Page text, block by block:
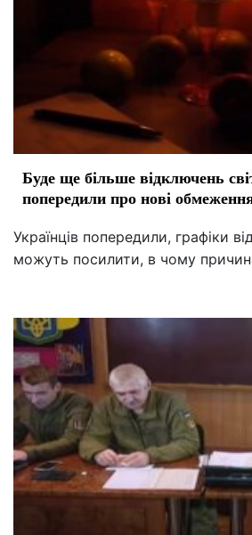
Буде ще більше відключень
попередили про нові
Українців попередили, графіки
можуть посилити, в чому